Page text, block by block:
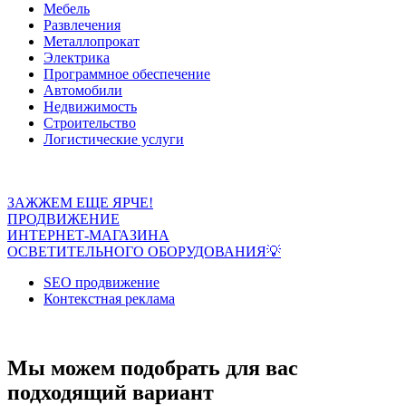
Мебель
Развлечения
Металлопрокат
Электрика
Программное обеспечение
Автомобили
Недвижимость
Строительство
Логистические услуги
ЗАЖЖЕМ ЕЩЕ ЯРЧЕ!
ПРОДВИЖЕНИЕ
ИНТЕРНЕТ-МАГАЗИНА
ОСВЕТИТЕЛЬНОГО ОБОРУДОВАНИЯ💡
SEO продвижение
Контекстная реклама
Мы можем подобрать для вас
подходящий вариант